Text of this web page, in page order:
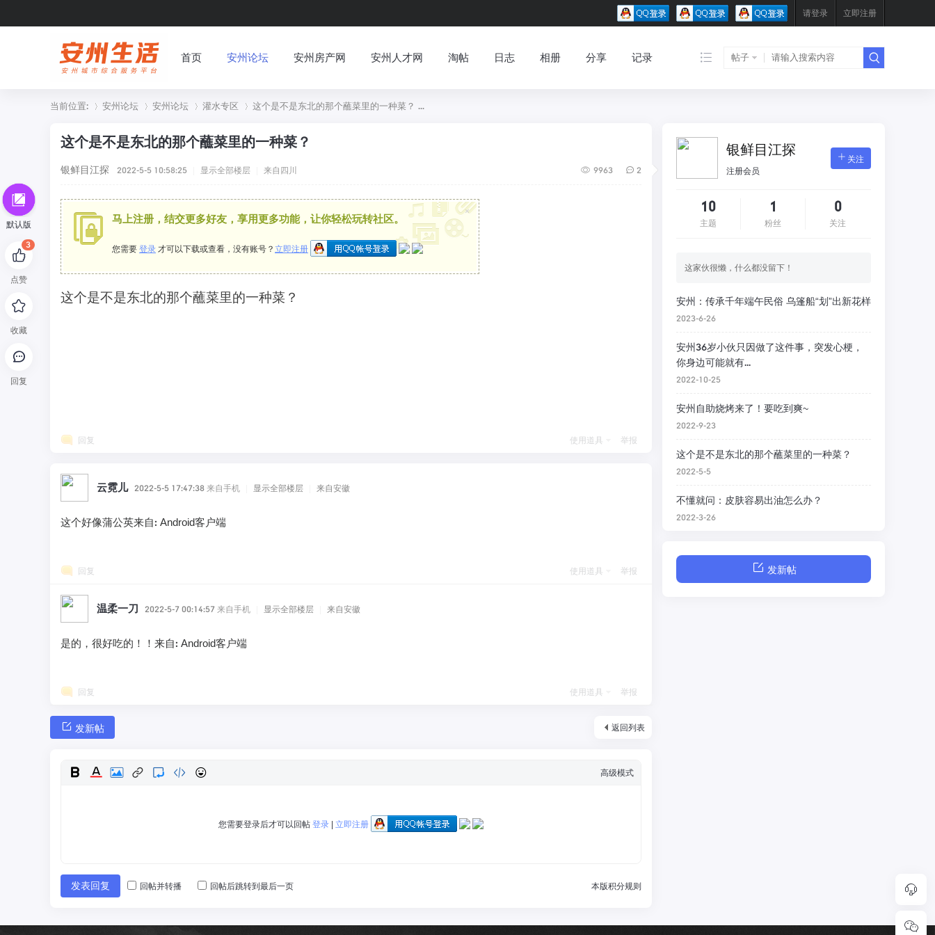
请登录 立即注册
首页 安州论坛 安州房产网 安州人才网 淘帖 日志 相册 分享 记录
排行榜
帖子
当前位置:
»
安州论坛
›
安州论坛 灌水专区
›
这个是不是东北的那个蘸菜里的一种菜？ ...
默认版
点赞
3
收藏
回复
这个是不是东北的那个蘸菜里的一种菜？
9963 2
银鲜目江探 2022-5-5 10:58:25 显示全部楼层 来自四川
马上注册，结交更多好友，享用更多功能，让你轻松玩转社区。
您需要 登录 才可以下载或查看，没有账号？ 立即注册
×
这个是不是东北的那个蘸菜里的一种菜？
回复 使用道具 举报
云霓儿 2022-5-5 17:47:38 来自手机 显示全部楼层 来自安徽
这个好像蒲公英来自: Android客户端
回复 使用道具 举报
温柔一刀 2022-5-7 00:14:57 来自手机 显示全部楼层 来自安徽
是的，很好吃的！！来自: Android客户端
回复 使用道具 举报
返回列表
发新帖
高级模式
您需要登录后才可以回帖 登录 | 立即注册
本版积分规则
发表回复 回帖并转播 回帖后跳转到最后一页
银鲜目江探
注册会员
关注
10
主题
1
粉丝
0
关注
这家伙很懒，什么都没留下！
安州：传承千年端午民俗 乌篷船“划”出新花样
2023-6-26
安州36岁小伙只因做了这件事，突发心梗，
你身边可能就有...
2022-10-25
安州自助烧烤来了！要吃到爽~
2022-9-23
这个是不是东北的那个蘸菜里的一种菜？
2022-5-5
不懂就问：皮肤容易出油怎么办？
2022-3-26
发新帖